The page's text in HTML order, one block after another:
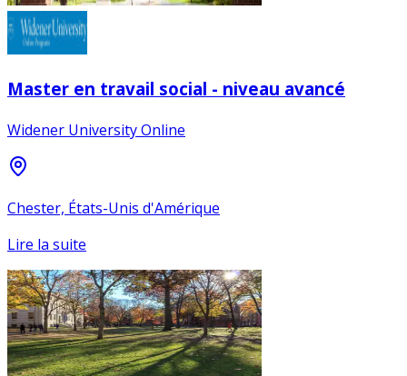
Master en travail social - niveau avancé
Widener University Online
Chester, États-Unis d'Amérique
Lire la suite